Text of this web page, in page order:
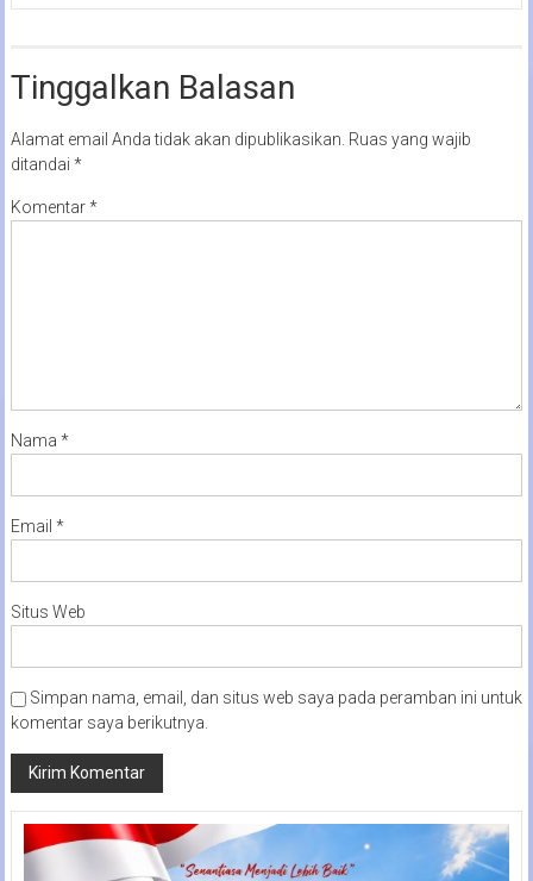
Tinggalkan Balasan
Alamat email Anda tidak akan dipublikasikan. Ruas yang wajib
ditandai *
Komentar*
Nama *
Email *
Situs Web
Simpan nama, email, dan situs web saya pada peramban ini untuk
komentar saya berikutnya.